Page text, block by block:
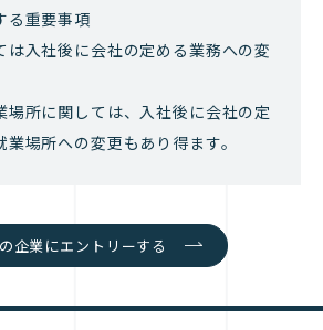
る重要事項
は入社後に会社の定める業務への変
場所に関しては、入社後に会社の定
場所への変更もあり得ます。
企業にエントリーする